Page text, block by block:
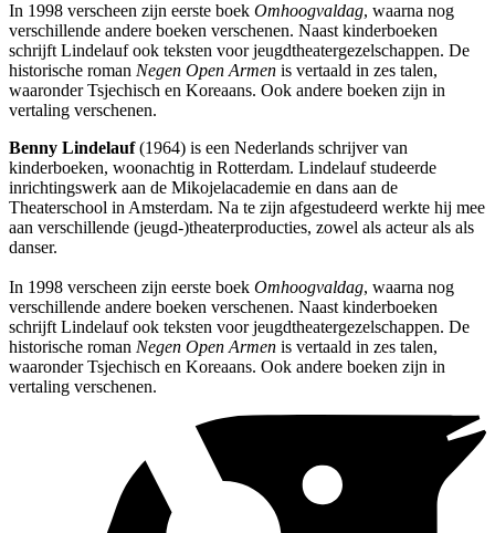
In 1998 verscheen zijn eerste boek Omhoogvaldag, waarna nog
verschillende andere boeken verschenen. Naast kinderboeken
schrijft Lindelauf ook teksten voor jeugdtheatergezelschappen. De
historische roman Negen Open Armen is vertaald in zes talen,
waaronder Tsjechisch en Koreaans. Ook andere boeken zijn in
vertaling verschenen.
Benny Lindelauf(1964) is een Nederlands schrijver van
kinderboeken, woonachtig in Rotterdam. Lindelauf studeerde
inrichtingswerk aan de Mikojelacademie en dans aan de
Theaterschool in Amsterdam. Na te zijn afgestudeerd werkte hij mee
aan verschillende (jeugd-)theaterproducties, zowel als acteur als als
danser.
In 1998 verscheen zijn eerste boek Omhoogvaldag, waarna nog
verschillende andere boeken verschenen. Naast kinderboeken
schrijft Lindelauf ook teksten voor jeugdtheatergezelschappen. De
historische roman Negen Open Armen is vertaald in zes talen,
waaronder Tsjechisch en Koreaans. Ook andere boeken zijn in
vertaling verschenen.